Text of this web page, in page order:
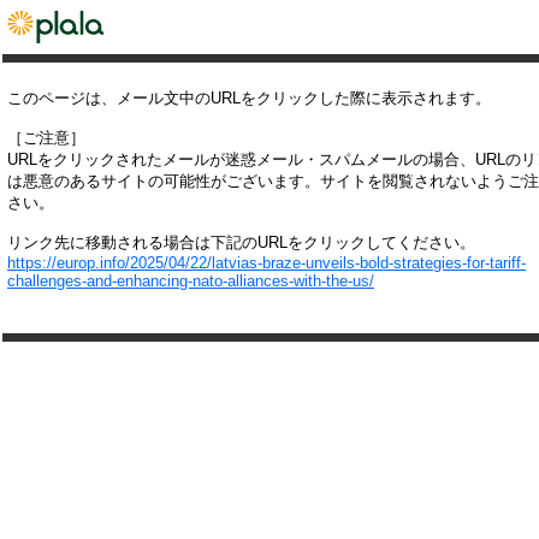
このページは、メール文中のURLをクリックした際に表示されます。
［ご注意］
URLをクリックされたメールが迷惑メール・スパムメールの場合、URLの
は悪意のあるサイトの可能性がございます。サイトを閲覧されないようご
さい。
リンク先に移動される場合は下記のURLをクリックしてください。
https://europ.info/2025/04/22/latvias-braze-unveils-bold-strategies-for-tariff-
challenges-and-enhancing-nato-alliances-with-the-us/